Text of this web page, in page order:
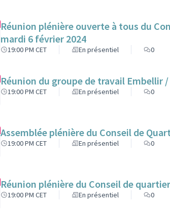
Réunion plénière ouverte à tous du Conseil de Quartier Jean Moulin - Porte d'Orléans
mardi 6 février 2024
19:00 PM CET En présentiel 0
Réunion du groupe de travail Embellir /
19:00 PM CET En présentiel 0
Assemblée plénière du Conseil de
19:00 PM CET En présentiel 0
Réunion plénière du Conseil de quartier
19:00 PM CET En présentiel 0